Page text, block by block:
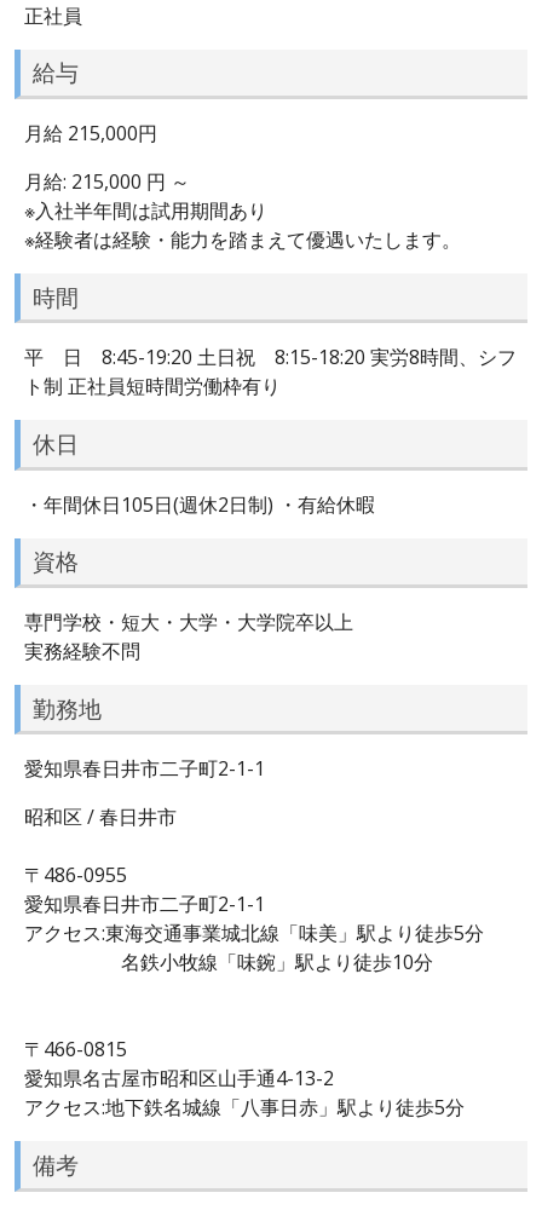
正社員
給与
月給 215,000円
月給: 215,000 円 ～
※入社半年間は試用期間あり
※経験者は経験・能力を踏まえて優遇いたします。
時間
平 日 8:45-19:20 土日祝 8:15-18:20 実労8時間、シフ
ト制 正社員短時間労働枠有り
休日
・年間休日105日(週休2日制) ・有給休暇
資格
専門学校・短大・大学・大学院卒以上
実務経験不問
勤務地
愛知県春日井市二子町2-1-1
昭和区 / 春日井市
〒486-0955
愛知県春日井市二子町2-1-1
アクセス:東海交通事業城北線「味美」駅より徒歩5分
名鉄小牧線「味鋺」駅より徒歩10分
〒466-0815
愛知県名古屋市昭和区山手通4-13-2
アクセス:地下鉄名城線「八事日赤」駅より徒歩5分
備考